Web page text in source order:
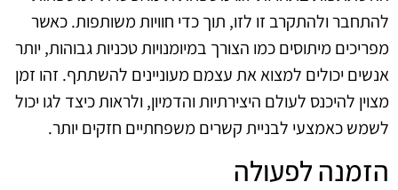
להתחבר ולהתקרב זו לזו, תוך כדי חוויות משותפות. כאשר
מפריכים מיתוסים כמו הצורך במיומנויות טכניות גבוהות, יותר
אנשים יכולים למצוא את עצמם מעוניינים להשתתף. זהו זמן
מצוין להיכנס לעולם היצירתיות והדמיון, ולראות כיצד לגו יכול
לשמש כאמצעי לבניית קשרים משפחתיים חזקים יותר.
הזמנה לפעולה